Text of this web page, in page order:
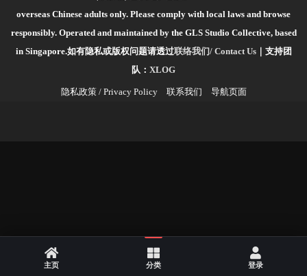
overseas Chinese adults only. Please comply with local laws and browse
responsibly. Operated and maintained by the GLS Studio Collective, based
in Singapore.如有隐私或版权问题请透过联络我们/ Contact Us｜支持团
队： XLOG
隐私政策 / Privacy Policy 联系我们 导航页面
主页 分类 登录